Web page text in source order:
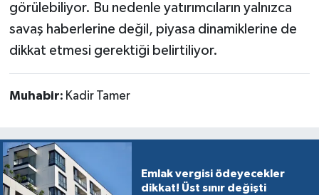
görülebiliyor. Bu nedenle yatırımcıların yalnızca
savaş haberlerine değil, piyasa dinamiklerine de
dikkat etmesi gerektiği belirtiliyor.
Muhabir: Kadir Tamer
Emlak vergisi ödeyecekler
dikkat! Üst sınır değişti